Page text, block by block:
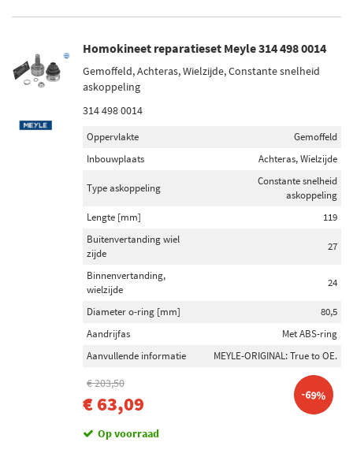
Homokineet reparatieset Meyle 314 498 0014
Gemoffeld, Achteras, Wielzijde, Constante snelheid
askoppeling
314 498 0014
Oppervlakte
Gemoffeld
Inbouwplaats
Achteras, Wielzijde
Type askoppeling
Constante snelheid
askoppeling
Lengte [mm]
119
Buitenvertanding wiel
zijde
27
Binnenvertanding,
wielzijde
24
Diameter o-ring [mm]
80,5
Aandrijfas
Met ABS-ring
Aanvullende informatie
MEYLE-ORIGINAL: True to OE.
€ 203,50
€ 63,09 -69%
Op voorraad